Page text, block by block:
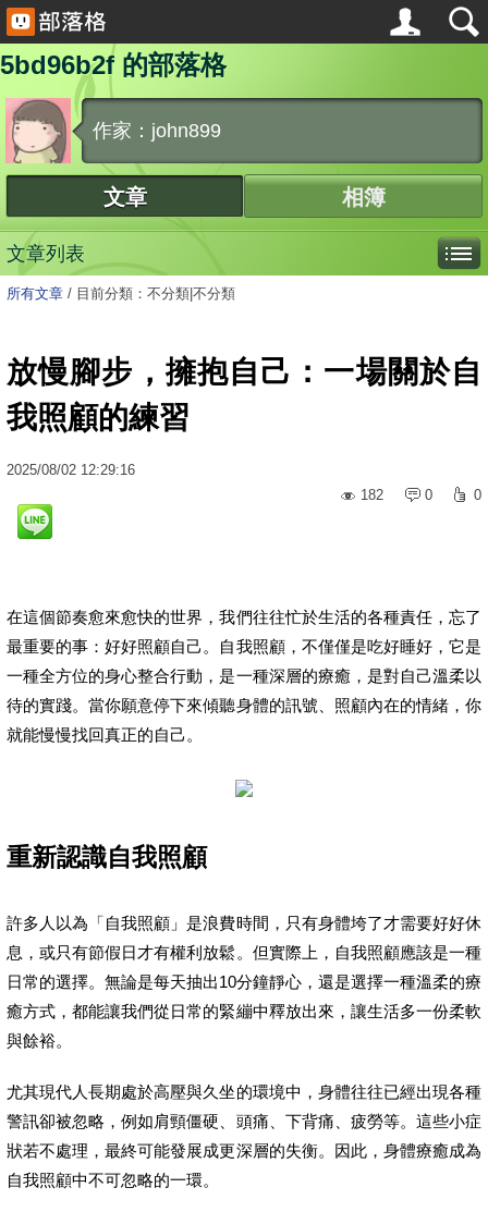
5bd96b2f 的部落格
作家：john899
文章 相簿
文章列表
所有文章 / 目前分類：不分類|不分類
放慢腳步，擁抱自己：一場關於自
我照顧的練習
2025/08/02 12:29:16
182
0 0
在這個節奏愈來愈快的世界，我們往往忙於生活的各種責任，忘了
最重要的事：好好照顧自己。自我照顧，不僅僅是吃好睡好，它是
一種全方位的身心整合行動，是一種深層的療癒，是對自己溫柔以
待的實踐。當你願意停下來傾聽身體的訊號、照顧內在的情緒，你
就能慢慢找回真正的自己。
重新認識自我照顧
許多人以為「自我照顧」是浪費時間，只有身體垮了才需要好好休
息，或只有節假日才有權利放鬆。但實際上，自我照顧應該是一種
日常的選擇。無論是每天抽出10分鐘靜心，還是選擇一種溫柔的療
癒方式，都能讓我們從日常的緊繃中釋放出來，讓生活多一份柔軟
與餘裕。
尤其現代人長期處於高壓與久坐的環境中，身體往往已經出現各種
警訊卻被忽略，例如肩頸僵硬、頭痛、下背痛、疲勞等。這些小症
狀若不處理，最終可能發展成更深層的失衡。因此，身體療癒成為
自我照顧中不可忽略的一環。